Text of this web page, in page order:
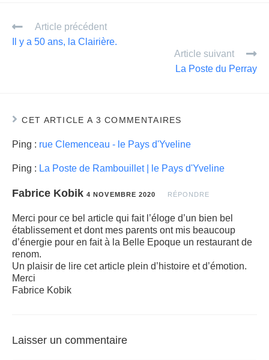
er
Article précédent
Il y a 50 ans, la Clairière.
Article suivant
La Poste du Perray
CET ARTICLE A 3 COMMENTAIRES
Ping : rue Clemenceau - le Pays d'Yveline
Ping : La Poste de Rambouillet | le Pays d'Yveline
Fabrice Kobik 4 NOVEMBRE 2020 RÉPONDRE
Merci pour ce bel article qui fait l’éloge d’un bien bel
établissement et dont mes parents ont mis beaucoup
d’énergie pour en fait à la Belle Epoque un restaurant de
renom.
Un plaisir de lire cet article plein d’histoire et d’émotion.
Merci
Fabrice Kobik
Laisser un commentaire